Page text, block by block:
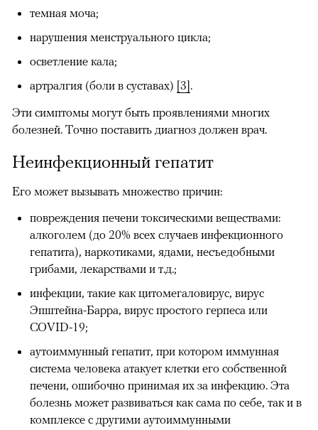
темная моча;
нарушения менструального цикла;
осветление кала;
артралгия (боли в суставах) [3].
Эти симптомы могут быть проявлениями многих
болезней. Точно поставить диагноз должен врач.
Неинфекционный гепатит
Его может вызывать множество причин:
повреждения печени токсическими веществами:
алкоголем (до 20% всех случаев инфекционного
гепатита), наркотиками, ядами, несъедобными
грибами, лекарствами и т.д.;
инфекции, такие как цитомегаловирус, вирус
Эпштейна-Барра, вирус простого герпеса или
COVID-19;
аутоиммунный гепатит, при котором иммунная
система человека атакует клетки его собственной
печени, ошибочно принимая их за инфекцию. Эта
болезнь может развиваться как сама по себе, так и в
комплексе с другими аутоиммунными